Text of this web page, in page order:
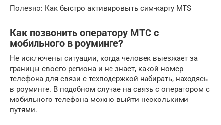
Полезно: Как быстро активировыть сим-карту MTS
Как позвонить оператору МТС с
мобильного в роуминге?
Не исключены ситуации, когда человек выезжает за
границы своего региона и не знает, какой номер
телефона для связи с техподержкой набирать, находясь
в роуминге. В подобном случае на связь с оператором с
мобильного телефона можно выйти несколькими
путями.